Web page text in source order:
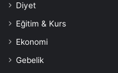
Diyet
Eğitim & Kurs
Ekonomi
Gebelik